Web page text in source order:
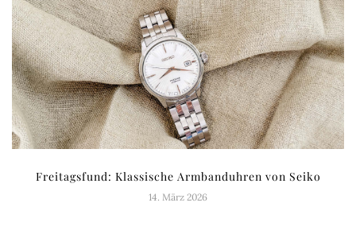
Freitagsfund: Klassische Armbanduhren von Seiko
14. März 2026